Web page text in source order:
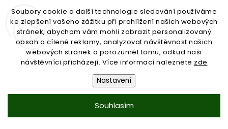
Soubory cookie a další technologie sledování používáme
ke zlepšení vašeho zážitku při prohlížení našich webových
stránek, abychom vám mohli zobrazit personalizovaný
obsah a cílené reklamy, analyzovat návštěvnost našich
webových stránek a porozumět tomu, odkud naši
návštěvníci přicházejí. Více informací naleznete zde
Nastavení
Souhlasím
Do košíku